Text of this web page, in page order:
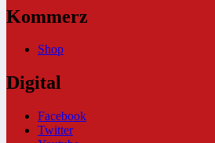
Kommerz
Shop
Digital
Facebook
Twitter